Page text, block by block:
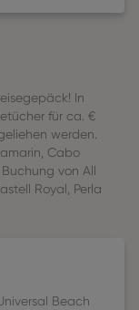
In
für ca. €
werden.
Cabo
von All
Royal, Perla
Beach